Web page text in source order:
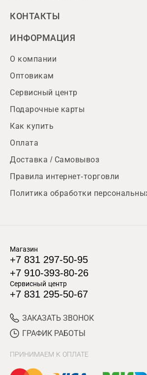
КОНТАКТЫ
ИНФОРМАЦИЯ
О компании
Оптовикам
Сервисный центр
Подарочные карты
Как купить
Оплата
Доставка / Самовывоз
Правила интернет-торговли
Политика обработки
Магазин
+7 831 297-50-95
+7 910-393-80-26
Сервисный центр
+7 831 295-50-67
ЗАКАЗАТЬ ЗВОНОК
ГРАФИК РАБОТЫ
ПРИНИМАЕМ К ОПЛАТЕ